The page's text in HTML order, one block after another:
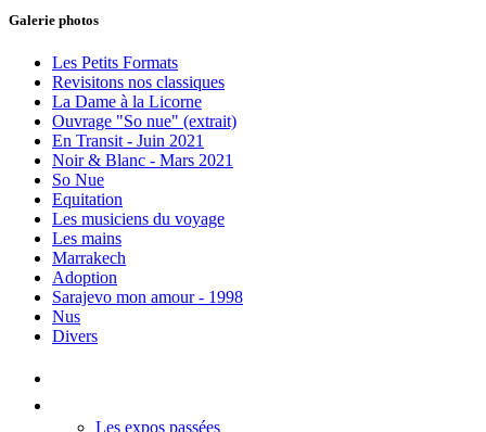
Galerie photos
Les Petits Formats
Revisitons nos classiques
La Dame à la Licorne
Ouvrage "So nue" (extrait)
En Transit - Juin 2021
Noir & Blanc - Mars 2021
So Nue
Equitation
Les musiciens du voyage
Les mains
Marrakech
Adoption
Sarajevo mon amour - 1998
Nus
Divers
Les expos passées